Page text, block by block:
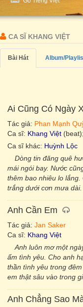
CA SĨ KHANG VIỆT
Bài Hát Album/
Ai Cũng Có Ngày
Tác giả: Phan Mạnh
Ca sĩ: Khang Việt (beat);
Ca sĩ khác: Huỳnh Lộc
Dòng tin đăng quê
mái ngói bay. Nước
thêm bao nhiêu lo
trắng dưới cơn mưa dài.
Anh Cần Em
Tác giả: Jan Saker
Ca sĩ: Khang Việt
Anh luôn mơ một
ấm tình yêu. Cho anh
thần tình yêu trong
em thật sâu vào trong
Anh Chẳng Sao